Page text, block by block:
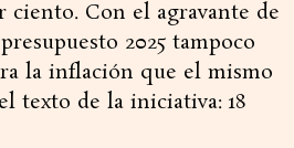
ciento. Con el agravante de
2025 tampoco
la inflación que el mismo
texto de la iniciativa: 18